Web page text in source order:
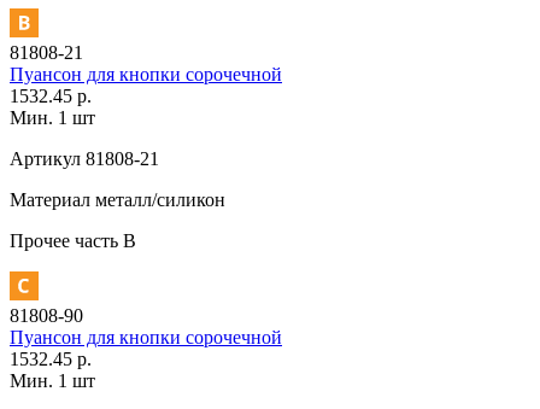
81808-21
Пуансон для кнопки сорочечной
1532.45 р.
Мин. 1 шт
Артикул 81808-21
Материал металл/силикон
Прочее часть В
81808-90
Пуансон для кнопки сорочечной
1532.45 р.
Мин. 1 шт